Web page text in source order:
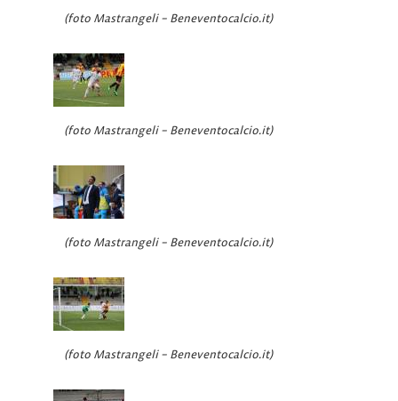
(foto Mastrangeli – Beneventocalcio.it)
(foto Mastrangeli – Beneventocalcio.it)
(foto Mastrangeli – Beneventocalcio.it)
(foto Mastrangeli – Beneventocalcio.it)